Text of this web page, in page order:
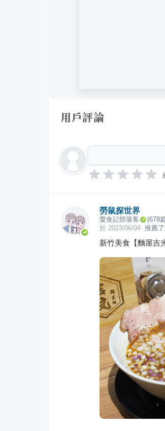
用戶評論
勞鼠探世界
愛食記部落客 (678
於 2023/06/04 推薦
新竹美食【麵屋吉